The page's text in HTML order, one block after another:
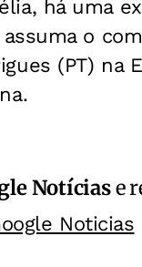
há uma
o
(PT) na
Notíciase
Noticias